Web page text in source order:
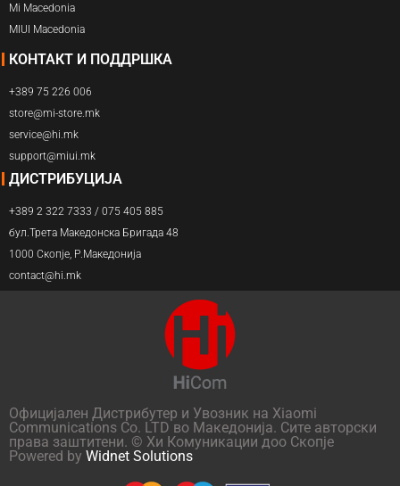
Mi Macedonia
MIUI Macedonia
КОНТАКТ И ПОДДРШКА
+389 75 226 006
store@mi-store.mk
service@hi.mk
support@miui.mk
ДИСТРИБУЦИЈА
+389 2 322 7333 / 075 405 885
бул.Трета Македонска Бригада 48
1000 Скопје, Р.Македонија
contact@hi.mk
Официјален Дистрибутер и Увозник на Xiaomi
Communications Co. LTD во Македонија. Сите авторски
права заштитени. © Хи Комуникации доо Скопје
Powered by Widnet Solutions